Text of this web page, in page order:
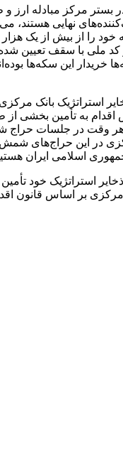
مرکز مبادله
نهایی هستند،
استراتژیک بانک
به تأمین بخشی
است. علاوه بر این، هر
استراتژیک خود
بر اساس قانون